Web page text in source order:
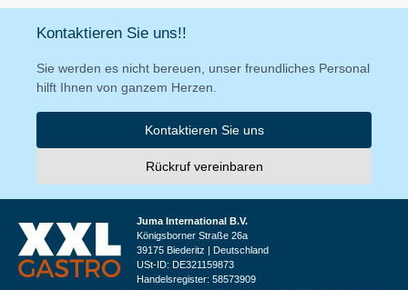
Kontaktieren Sie uns!!
Sie werden es nicht bereuen, unser freundliches Personal
hilft Ihnen von ganzem Herzen.
Kontaktieren Sie uns
Rückruf vereinbaren
Juma International B.V.
Königsborner Straße 26a
39175 Biederitz | Deutschland
USt-ID: DE321159873
Handelsregister: 58573909